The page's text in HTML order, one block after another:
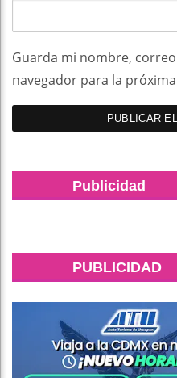
Guarda mi nombre,
navegador para la
Publicidad
PUBLICIDAD